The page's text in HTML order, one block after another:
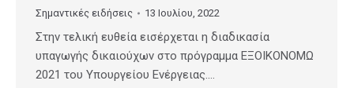
Σημαντικές ειδήσεις 13 Ιουλίου, 2022
Στην τελική ευθεία εισέρχεται η διαδικασία
υπαγωγής δικαιούχων στο πρόγραμμα ΕΞΟΙΚΟΝΟΜΩ
2021 του Υπουργείου Ενέργειας.…